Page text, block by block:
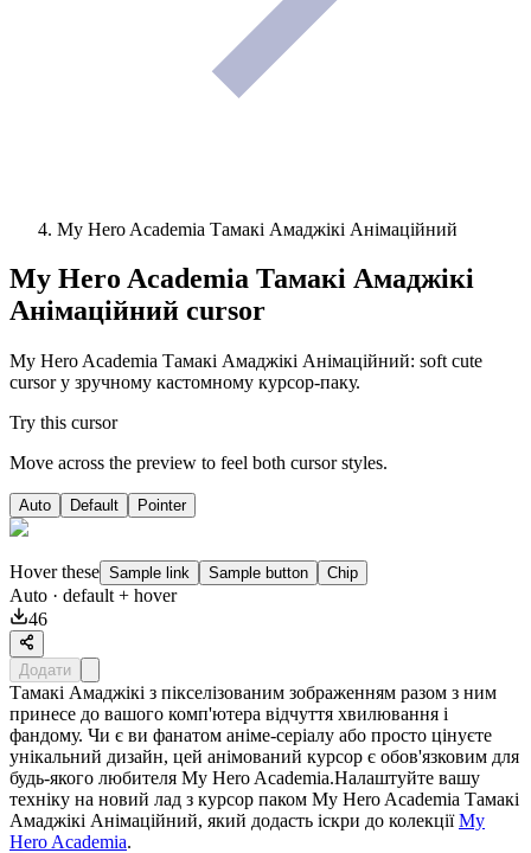
My Hero Academia Тамакі Амаджікі Анімаційний
My Hero Academia Тамакі Амаджікі
Анімаційний cursor
My Hero Academia Тамакі Амаджікі Анімаційний: soft cute
cursor у зручному кастомному курсор-паку.
Try this cursor
Move across the preview to feel both cursor styles.
Auto Default Pointer
Hover these Sample link Sample button Chip
Auto · default + hover
46
Додати
Тамакі Амаджікі з пікселізованим зображенням разом з ним
принесе до вашого комп'ютера відчуття хвилювання і
фандому. Чи є ви фанатом аніме-серіалу або просто цінуєте
унікальний дизайн, цей анімований курсор є обов'язковим для
будь-якого любителя My Hero Academia.Налаштуйте вашу
техніку на новий лад з курсор паком My Hero Academia Тамакі
Амаджікі Анімаційний, який додасть іскри до колекціїMy
Hero Academia.